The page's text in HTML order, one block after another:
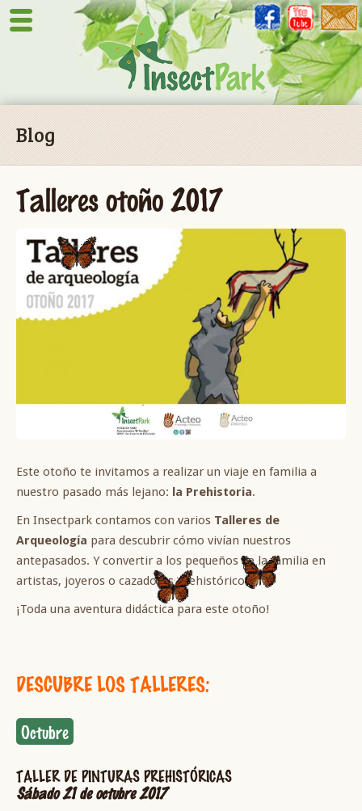
Blog
Talleres otoño 2017
Este otoño te invitamos a realizar un viaje en familia a
nuestro pasado más lejano: la Prehistoria.
En Insectpark contamos con varios Talleres de
Arqueología para descubrir cómo vivían nuestros
antepasados. Y convertir a los pequeños de la familia en
artistas, joyeros o cazadores prehistóricos.
¡Toda una aventura didáctica para este otoño!
DESCUBRE LOS TALLERES:
Octubre
TALLER DE PINTURAS PREHISTÓRICAS
Sábado 21 de octubre 2017